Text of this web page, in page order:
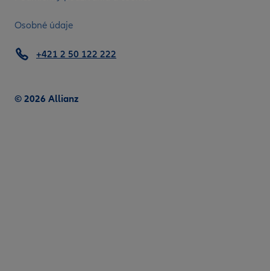
Osobné údaje
© 2026 Allianz
+421 2 50 122 222